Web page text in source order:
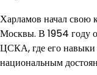
Харламов начал свою
Москвы. В 1954 году
ЦСКА, где его навыки
национальным